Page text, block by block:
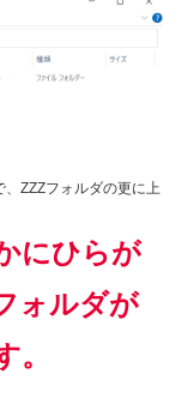
ZZZフォルダの更に上
にひらが
ォルダが